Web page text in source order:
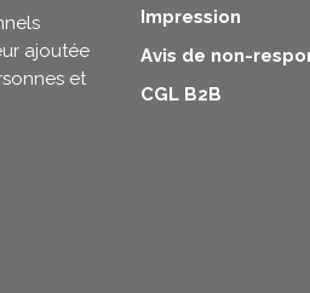
ajoutée
et
Impression
Avis de non-
CGL B2B